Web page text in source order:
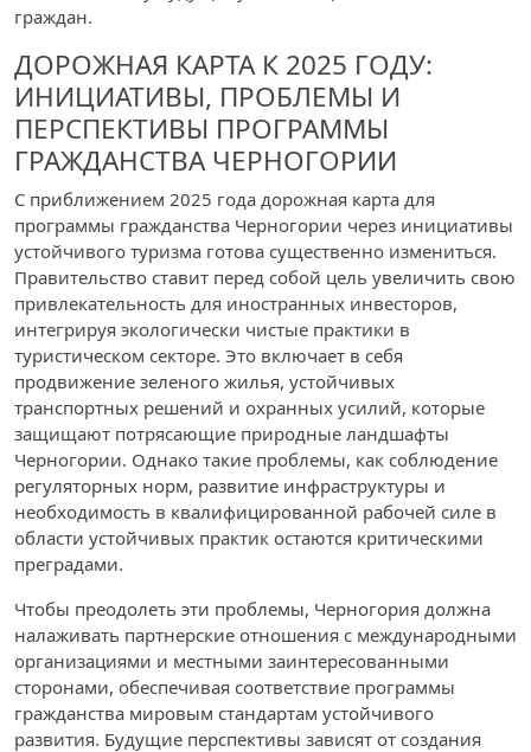
граждан.
ДОРОЖНАЯ КАРТА К 2025 ГОДУ:
ИНИЦИАТИВЫ, ПРОБЛЕМЫ И
ПЕРСПЕКТИВЫ ПРОГРАММЫ
ГРАЖДАНСТВА ЧЕРНОГОРИИ
С приближением 2025 года дорожная карта для
программы гражданства Черногории через инициативы
устойчивого туризма готова существенно измениться.
Правительство ставит перед собой цель увеличить свою
привлекательность для иностранных инвесторов,
интегрируя экологически чистые практики в
туристическом секторе. Это включает в себя
продвижение зеленого жилья, устойчивых
транспортных решений и охранных усилий, которые
защищают потрясающие природные ландшафты
Черногории. Однако такие проблемы, как соблюдение
регуляторных норм, развитие инфраструктуры и
необходимость в квалифицированной рабочей силе в
области устойчивых практик остаются критическими
преградами.
Чтобы преодолеть эти проблемы, Черногория должна
налаживать партнерские отношения с международными
организациями и местными заинтересованными
сторонами, обеспечивая соответствие программы
гражданства мировым стандартам устойчивого
развития. Будущие перспективы зависят от создания